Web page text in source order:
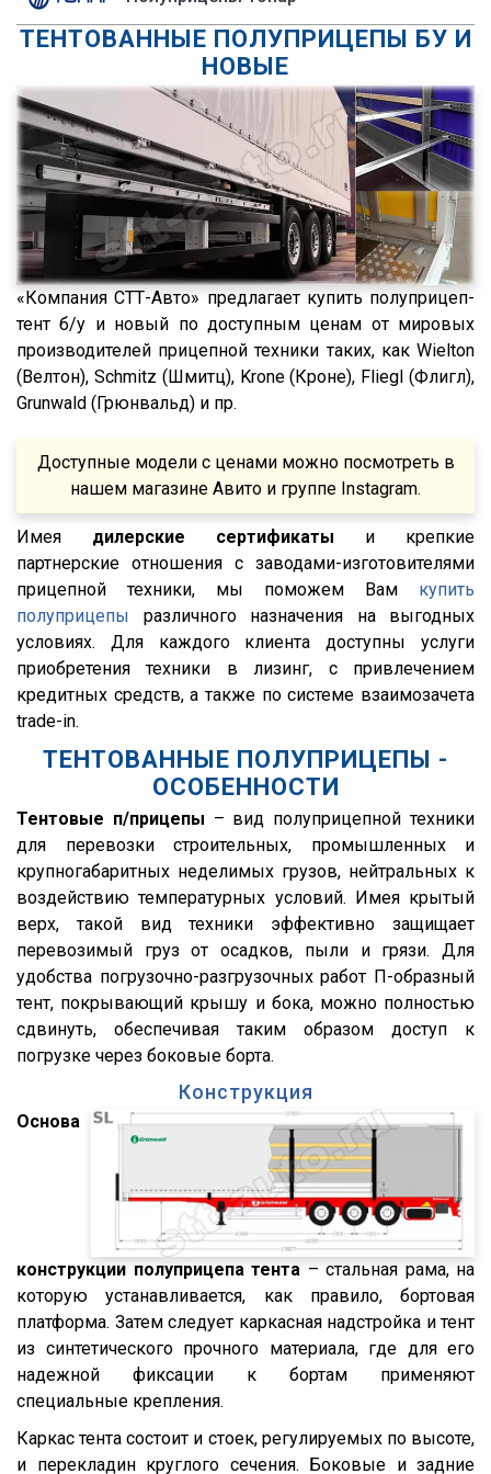
FTS
Ali Riza Usta
Штурман Кредо
МТЗ
ХТЗ
Meusburger
Feldbinder
ГАЗ
Isuzu
Lonking
R450
S500
FH12
FH13
FH440
FMX
FM
FM9.380
TGS
TGX
XF105
XF106
XG
X3000
X6000
Stralis
Premium
Magnum
HD 500
544018-1320-031
5440А5-370-031
XS International
LVFS3F
CFS
S01
SCF
SKO
SPR
SW 24
Cool Liner
Box Liner
Profi Liner
Mega Liner
ТЕНТОВАННЫЕ ПОЛУПРИЦЕПЫ БУ И
НОВЫЕ
«Компания СТТ-Авто» предлагает купить полуприцеп-
тент б/у и новый по доступным ценам от мировых
производителей прицепной техники таких, как Wielton
(Велтон), Schmitz (Шмитц), Krone (Кроне), Fliegl (Флигл),
Grunwald (Грюнвальд) и пр.
Доступные модели с ценами можно посмотреть в
нашем магазине Авито и группе Instagram.
Имея дилерские сертификаты и крепкие
партнерские отношения с заводами-изготовителями
прицепной техники, мы поможем Вам купить
полуприцепы различного назначения на выгодных
условиях. Для каждого клиента доступны услуги
приобретения техники в лизинг, с привлечением
кредитных средств, а также по системе взаимозачета
trade-in.
ТЕНТОВАННЫЕ ПОЛУПРИЦЕПЫ -
ОСОБЕННОСТИ
Тентовые п/прицепы – вид полуприцепной техники
для перевозки строительных, промышленных и
крупногабаритных неделимых грузов, нейтральных к
воздействию температурных условий. Имея крытый
верх, такой вид техники эффективно защищает
перевозимый груз от осадков, пыли и грязи. Для
удобства погрузочно-разгрузочных работ П-образный
тент, покрывающий крышу и бока, можно полностью
сдвинуть, обеспечивая таким образом доступ к
погрузке через боковые борта.
Конструкция
Основа
конструкции полуприцепа тента – стальная рама, на
которую устанавливается, как правило, бортовая
платформа. Затем следует каркасная надстройка и тент
из синтетического прочного материала, где для его
надежной фиксации к бортам применяют
специальные крепления.
Каркас тента состоит и стоек, регулируемых по высоте,
и перекладин круглого сечения. Боковые и задние